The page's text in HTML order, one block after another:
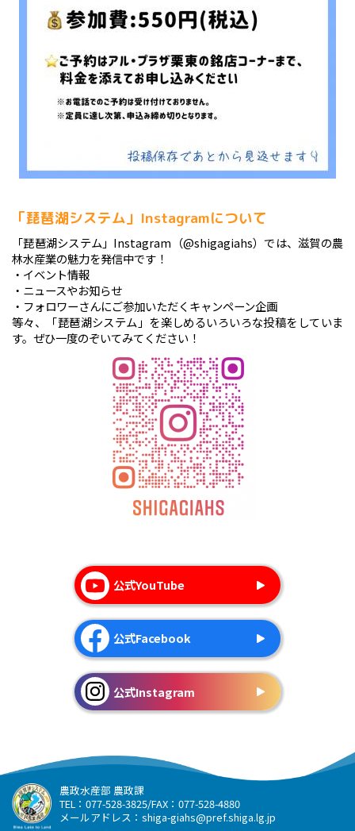
「琵琶湖システム」Instagramについて
「琵琶湖システム」Instagram（@shigagiahs）では、滋賀の農
林水産業の魅力を発信中です！
・イベント情報
・ニュースやお知らせ
・フォロワーさんにご参加いただくキャンペーン企画
等々、「琵琶湖システム」を楽しめるいろいろな投稿をしていま
す。ぜひ一度のぞいてみてください！
公式YouTube
公式Facebook
公式Instagram
農政水産部 農政課
TEL：077-528-3825/FAX：077-528-4880
メールアドレス： shiga-giahs@pref.shiga.lg.jp